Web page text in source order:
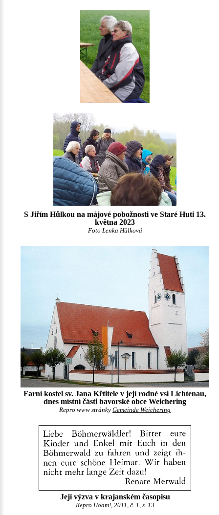
S Jiřím Hůlkou na májové pobožnosti ve Staré Huti 13.
května 2023
Foto Lenka Hůlková
Farní kostel sv. Jana Křtitele v její rodné vsi Lichtenau,
dnes místní části bavorské obce Weichering
Repro www stránky Gemeinde Weichering
Její výzva v krajanském časopisu
Repro Hoam!, 2011, č. 1, s. 13